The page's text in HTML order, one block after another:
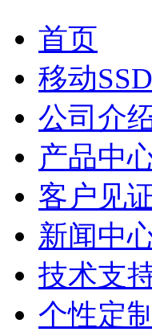
首页
移动
公司介
产品中
客户见
新闻中
技术支
个性定制